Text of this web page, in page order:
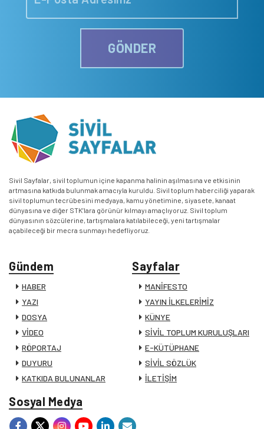
GÖNDER
Sivil Sayfalar, sivil toplumun içine kapanma halinin aşılmasına ve etkisinin
artmasına katkıda bulunmak amacıyla kuruldu. Sivil toplum haberciliği yaparak
sivil toplumun tecrübesini medyaya, kamu yönetimine, siyasete, kanaat
dünyasına ve diğer STK’lara görünür kılmayı amaçlıyoruz. Sivil toplum
dünyasının sözcülerine, tartışmalara katılabileceği, yeni tartışmalar
açabileceği bir mecra sunmayı hedefliyoruz.
Gündem
HABER
YAZI
DOSYA
VİDEO
RÖPORTAJ
DUYURU
KATKIDA BULUNANLAR
Sayfalar
MANİFESTO
YAYIN İLKELERİMİZ
KÜNYE
SİVİL TOPLUM KURULUŞLARI
E-KÜTÜPHANE
SİVİL SÖZLÜK
İLETİŞİM
Sosyal Medya